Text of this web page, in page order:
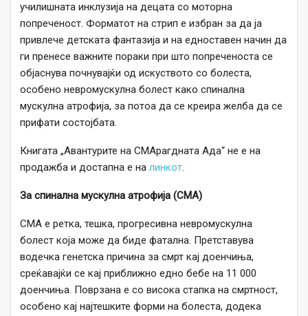
училишната инклузија на децата со моторна
попреченост. Форматот на стрип е избран за да ја
привлече детската фантазија и на едноставен начин да
ги пренесе важните пораки при што попреченоста се
објаснува почнувајќи од искуството со болеста,
особено невромускулна болест како cпинална
мускулна атрофија, за потоа да се креира желба да се
прифати состојбата.
Книгата „Авантурите на СМАрагдната Ада“ не е на
продажба и достапна е на линкот.
За спинална мускулна атрофија (СМА)
СМА е ретка, тешка, прогресивна невромускулна
болест која може да биде фатална. Претставува
водечка генетска причина за смрт кај доенчиња,
среќавајќи се кај приближно едно бебе на 11 000
доенчиња. Поврзана е со висока стапка на смртност,
особено кај најтешките форми на болеста, додека